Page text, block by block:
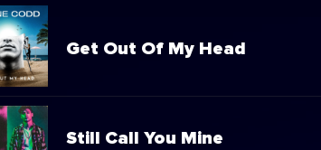
Get Out Of My Head
Still Call You Mine